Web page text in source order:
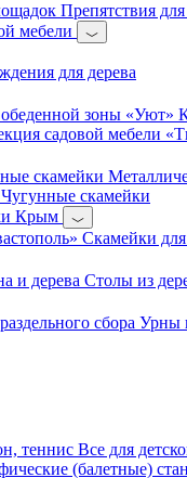
Препятствия
мебели
для дерева
зоны «Уют»
садовой мебели
скамейки
Чугунные скамейки
Крым
Скамейки
и дерева Столы из
сбора Урны
теннис Все для
(балетные)